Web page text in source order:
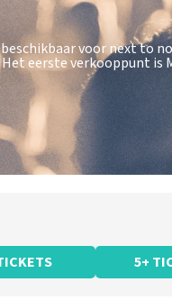
voor next to
Het eerste verkooppunt is
5+